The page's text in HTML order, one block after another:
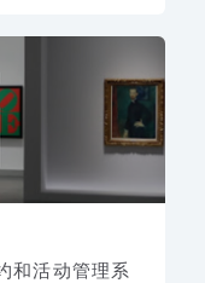
和活动管理系